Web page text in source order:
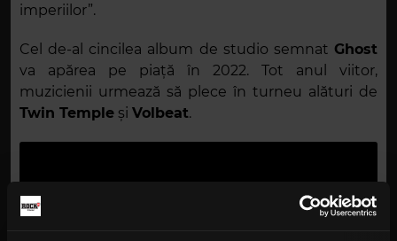
imperiilor”.
Cel de-al cincilea album de studio semnat Ghost
va apărea pe piață în 2022. Tot anul viitor,
muzicienii urmează să plece în turneu alături de
Twin Temple și Volbeat.